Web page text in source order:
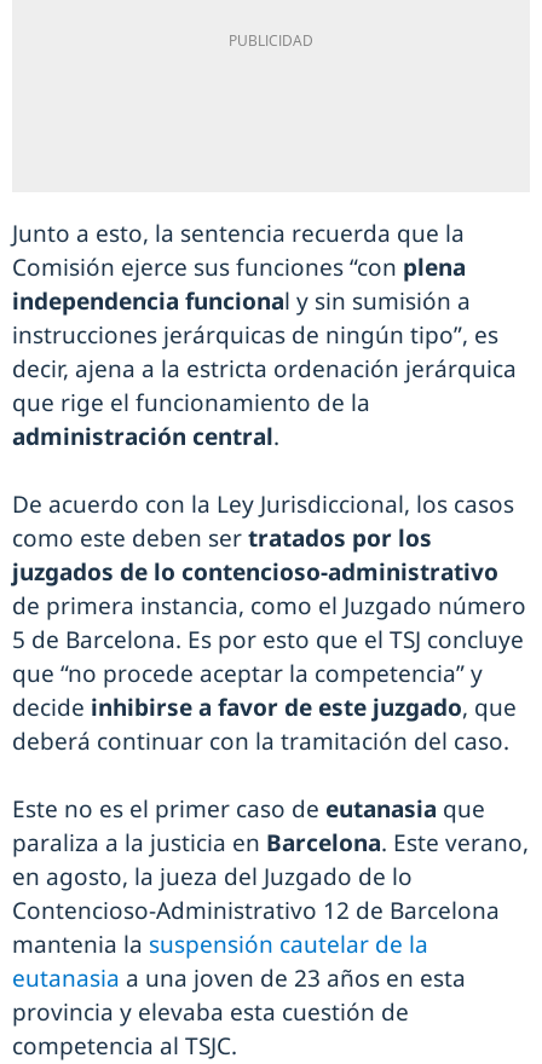
Junto a esto, la sentencia recuerda que la
Comisión ejerce sus funciones “con plena
independencia funcional y sin sumisión a
instrucciones jerárquicas de ningún tipo”, es
decir, ajena a la estricta ordenación jerárquica
que rige el funcionamiento de la
administración central.
De acuerdo con la Ley Jurisdiccional, los casos
como este deben sertratados por los
juzgados de lo contencioso-administrativo
de primera instancia, como el Juzgado número
5 de Barcelona. Es por esto que el TSJ concluye
que “no procede aceptar la competencia” y
decide inhibirse a favor de este juzgado, que
deberá continuar con la tramitación del caso.
Este no es el primer caso de eutanasia que
paraliza a la justicia en Barcelona. Este verano,
en agosto, la jueza del Juzgado de lo
Contencioso-Administrativo 12 de Barcelona
mantenia la suspensión cautelar de la
eutanasia a una joven de 23 años en esta
provincia y elevaba esta cuestión de
competencia al TSJC.